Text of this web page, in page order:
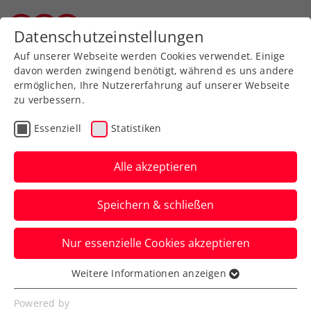
Zurück zur Newsübersicht
Turniere
Viertelfinaleinzug bei
Generali Open Kitzbühel:
Thiem nimmt an Fahrt
auf
Der US-Open-Champion von 2020 lässt
ein ausverkauftes Stadion beim ATP-
Turnier in Tirol aufjubeln.
Datenschutzeinstellungen
Auf unserer Webseite werden Cookies verwendet. Einige
davon werden zwingend benötigt, während es uns andere
ermöglichen, Ihre Nutzererfahrung auf unserer Webseite
zu verbessern.
Essenziell Statistiken
Alle akzeptieren
Speichern & schließen
Nur essenzielle Cookies akzeptieren
Essenziell
Essenzielle Cookies werden für grundlegende
Weitere Informationen anzeigen
Powered by